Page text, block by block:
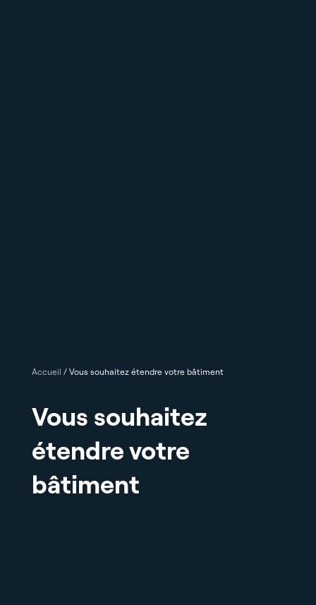
Accueil / Vous souhaitez étendre votre bâtiment
Vous souhaitez
étendre votre
bâtiment